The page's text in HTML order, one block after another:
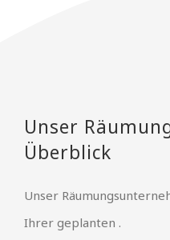
Unser
Überblick
Unser
Ihrer geplanten .